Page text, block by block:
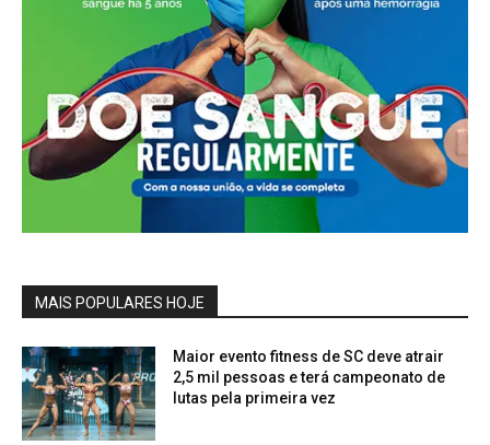
MAIS POPULARES HOJE
Maior evento fitness de SC deve atrair
2,5 mil pessoas e terá campeonato de
lutas pela primeira vez